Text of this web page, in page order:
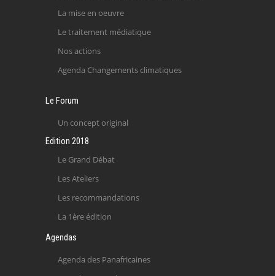
La mise en oeuvre
Le traitement médiatique
Nos actions
Agenda Changements climatiques
Le Forum
Un concept original
Edition 2018
Le Grand Débat
Les Ateliers
Les recommandations
La 1ère édition
Agendas
Agenda des Panafricaines